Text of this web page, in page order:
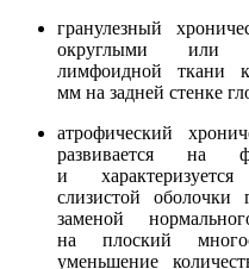
гранулезный
округлыми или
лимфоидной ткани
мм на задней стенке
атрофический
развивается на
и
слизистой оболочки
заменой
на плоский
уменьшение